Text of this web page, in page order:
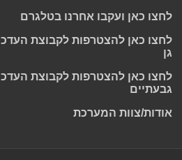
לחצו כאן ועקבו אחרנו בטלגרם
לחצו כאן להצטרפות לקבוצת
גן
לחצו כאן להצטרפות לקבוצת
גבעתיים
אודות/צוות המערכת